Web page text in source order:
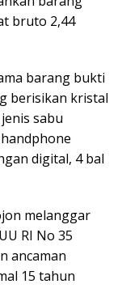
bruto 2,44
barang bukti
berisikan kristal
sabu
digital, 4 bal
melanggar
RI No 35
ancaman
15 tahun